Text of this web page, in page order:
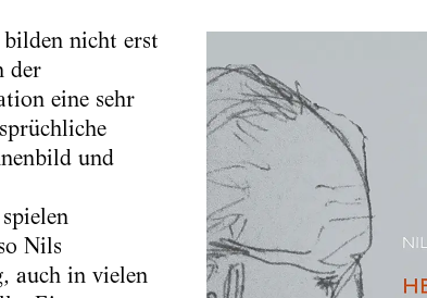
nicht erst
der
eine sehr
und
Nils
auch in vielen